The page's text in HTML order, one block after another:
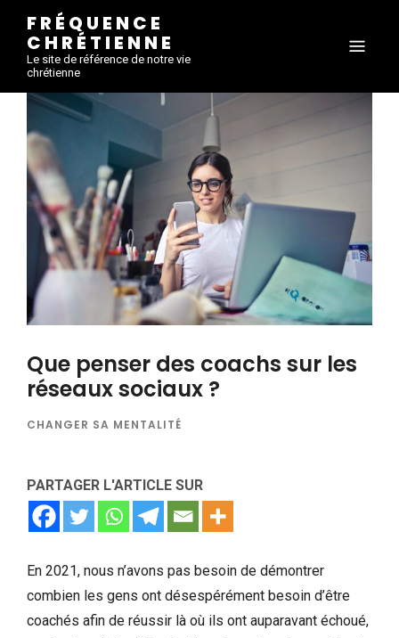
FRÉQUENCE
CHRÉTIENNE
Le site de référence de notre vie
chrétienne
Que penser des coachs sur les
réseaux sociaux ?
CHANGER SA MENTALITÉ
PARTAGER L'ARTICLE SUR
En 2021, nous n’avons pas besoin de démontrer
combien les gens ont désespérément besoin d’être
coachés afin de réussir là où ils ont auparavant échoué,